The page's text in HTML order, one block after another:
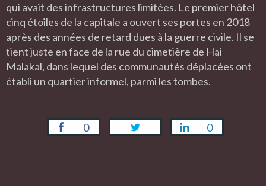
qui avait des infrastructures limitées. Le premier hôtel
cinq étoiles de la capitale a ouvert ses portes en 2018
après des années de retard dues à la guerre civile. Il se
tient juste en face de la rue du cimetière de Hai
Malakal, dans lequel des communautés déplacées ont
établi un quartier informel, parmi les tombes.
0 0